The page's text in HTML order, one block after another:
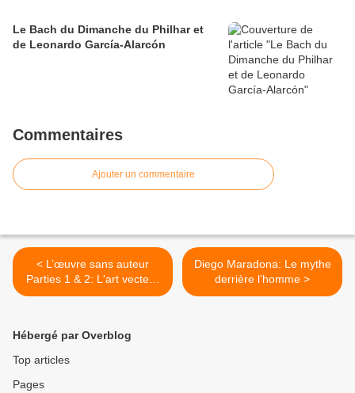
Le Bach du Dimanche du Philhar et
de Leonardo García-Alarcón
Commentaires
Ajouter un commentaire
< L’œuvre sans auteur
Parties 1 & 2: L'art vecteur
de vérité
Diego Maradona: Le mythe
derrière l'homme >
Hébergé par Overblog
Top articles
Pages